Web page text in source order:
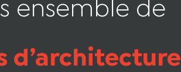
ensemble de
d’architecture